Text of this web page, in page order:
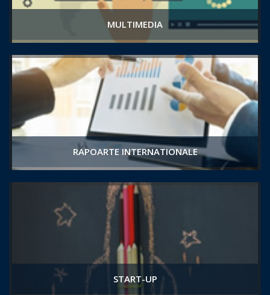
MULTIMEDIA
RAPOARTE INTERNATIONALE
START-UP